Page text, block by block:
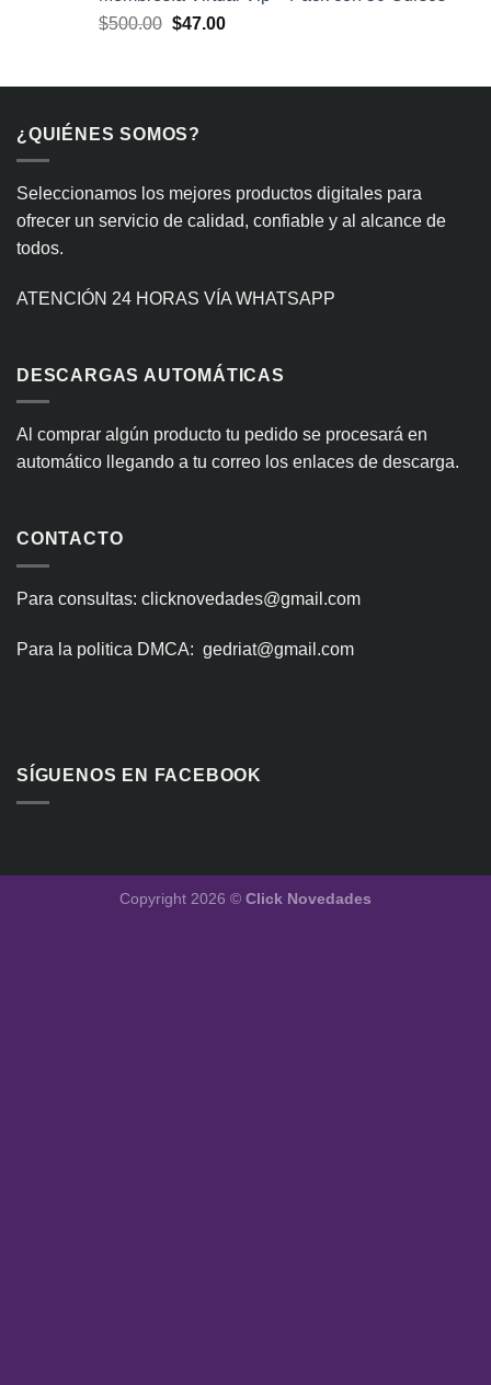
$300.00.$29.99.
$500.00 El
era:
$47.00El
es:
¿QUIÉNES SOMOS?
Seleccionamos los mejores productos digitales para
ofrecer un servicio de calidad, confiable y al alcance de
todos.
ATENCIÓN 24 HORAS VÍA WHATSAPP
DESCARGAS AUTOMÁTICAS
Al comprar algún producto tu pedido se procesará en
automático llegando a tu correo los enlaces de descarga.
CONTACTO
Para consultas: clicknovedades@gmail.com
Para la politica DMCA: gedriat@gmail.com
SÍGUENOS EN FACEBOOK
Copyright 2026 © Click Novedades